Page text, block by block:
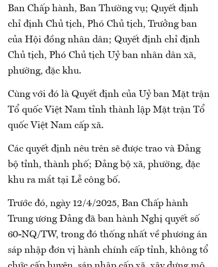
Ban Chấp hành, Ban Thường vụ; Quyết định
chỉ định Chủ tịch, Phó Chủ tịch, Trưởng ban
của Hội đồng nhân dân; Quyết định chỉ định
Chủ tịch, Phó Chủ tịch Uỷ ban nhân dân xã,
phường, đặc khu.
Cùng với đó là Quyết định của Uỷ ban Mặt trận
Tổ quốc Việt Nam tỉnh thành lập Mặt trận Tổ
quốc Việt Nam cấp xã.
Các quyết định nêu trên sẽ được trao và Đảng
bộ tỉnh, thành phố; Đảng bộ xã, phường, đặc
khu ra mắt tại Lễ công bố.
Trước đó, ngày 12/4/2025, Ban Chấp hành
Trung ương Đảng đã ban hành Nghị quyết số
60-NQ/TW, trong đó thống nhất về phương án
sáp nhập đơn vị hành chính cấp tỉnh, không tổ